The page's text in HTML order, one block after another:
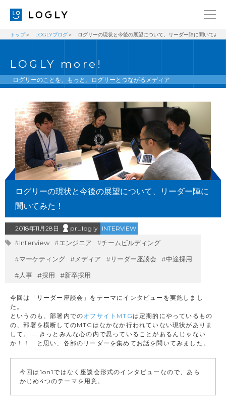
日本語
経営理念
メッセージ
ニュース
ブログ
事業内容
採用情報
IR
お問い合わせ
トップ LOGLYブログ ログリーの現状と今後の展望について、リーダー陣に聞いてみた
LOGLY more!
ログリーのことを、もっと。ログリーとつながるメディア
ログリーの現状と今後の展望について、リーダー陣に
聞いてみた！
2018年11月28日 pr_logly INTERVIEW
#Interview #エンジニア
#チームビルディング
#マーケティング
#メディア #リーダー座談会
#中途採用
#人事
#採用 #新卒採用
今回は「リーダー座談会」をテーマにインタビューを実施しまし
た。
というのも、部署内でのオフサイトMTGは定期的にやっているもの
の、部署を横断してのMTGはなかなか行われていない現状がありま
して。……きっとみんな心の内で思っていることがあるんじゃない
か！！ と思い、各部のリーダーを集めてお話を聞いてみました。
今回は1on1ではなく座談会形式のインタビューなので、あら
かじめ4つのテーマを用意。